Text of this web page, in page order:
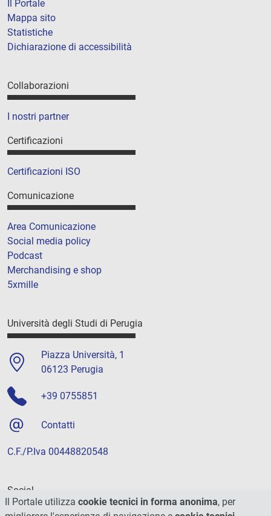
Il Portale
Mappa sito
Statistiche
Dichiarazione di accessibilità
Collaborazioni
I nostri partner
Certificazioni
Certificazioni ISO
Comunicazione
Area Comunicazione
Social media policy
Podcast
Merchandising e shop
5xmille
Università degli Studi di Perugia
Piazza Università, 1
06123 Perugia
+39 0755851
Contatti
C.F./P.Iva 00448820548
Social
Il Portale utilizza cookie tecnici in forma anonima, per